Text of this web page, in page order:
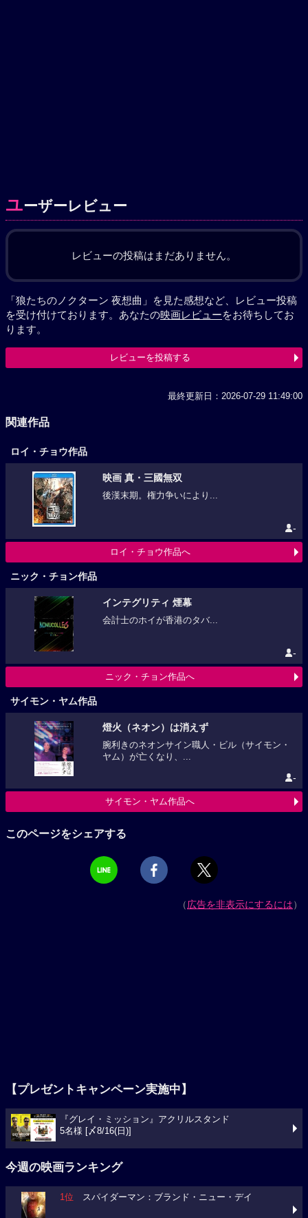
ユーザーレビュー
レビューの投稿はまだありません。
「狼たちのノクターン 夜想曲」を見た感想など、レビュー投稿
を受け付けております。あなたの映画レビューをお待ちしてお
ります。
レビューを投稿する
最終更新日：2026-07-29 11:49:00
関連作品
ロイ・チョウ作品
映画 真・三國無双
後漢末期。権力争いにより...
-
ロイ・チョウ作品へ
ニック・チョン作品
インテグリティ 煙幕
会計士のホイが香港のタバ...
-
ニック・チョン作品へ
サイモン・ヤム作品
燈火（ネオン）は消えず
腕利きのネオンサイン職人・ビル（サイモン・
ヤム）が亡くなり、...
-
サイモン・ヤム作品へ
このページをシェアする
（広告を非表示にするには）
【プレゼントキャンペーン実施中】
『グレイ・ミッション』アクリルスタンド
5名様 [〆8/16(日)]
今週の映画ランキング
1位 スパイダーマン：ブランド・ニュー・デイ